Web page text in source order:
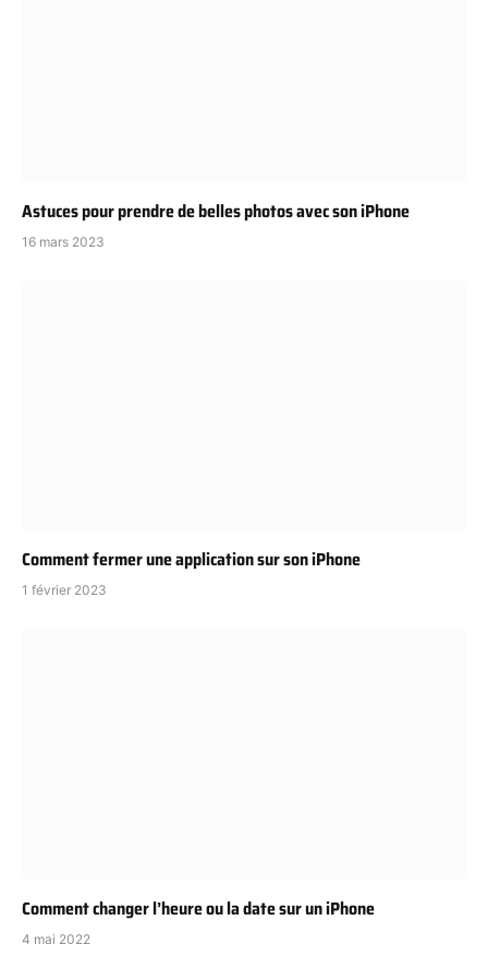
Astuces pour prendre de belles photos avec son iPhone
16 mars 2023
Comment fermer une application sur son iPhone
1 février 2023
Comment changer l’heure ou la date sur un iPhone
4 mai 2022